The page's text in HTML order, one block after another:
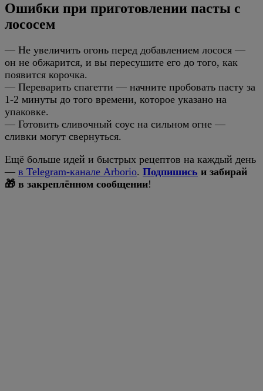
Ошибки при приготовлении пасты с
лососем
— Не увеличить огонь перед добавлением лосося —
он не обжарится, и вы пересушите его до того, как
появится корочка.
— Переварить спагетти — начните пробовать пасту за
1-2 минуты до того времени, которое указано на
упаковке.
— Готовить сливочный соус на сильном огне —
сливки могут свернуться.
Ещё больше идей и быстрых рецептов на каждый день
— в Telegram-канале Arborio. Подпишись и забирай
🎁 в закреплённом сообщении!